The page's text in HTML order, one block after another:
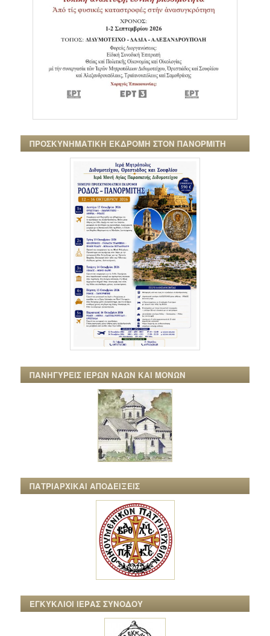
ΠΡΟΣΚΥΝΗΜΑΤΙΚΗ ΕΚΔΡΟΜΗ ΣΤΟΝ ΠΑΝΟΡΜΙΤΗ
ΠΑΝΗΓΥΡΕΙΣ ΙΕΡΩΝ ΝΑΩΝ ΚΑΙ ΜΟΝΩΝ
ΠΑΤΡΙΑΡΧΙΚΑΙ ΑΠΟΔΕΙΞΕΙΣ
ΕΓΚΥΚΛΙΟΙ ΙΕΡΑΣ ΣΥΝΟΔΟΥ